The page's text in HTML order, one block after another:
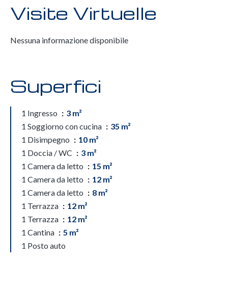
Visite Virtuelle
Nessuna informazione disponibile
Superfici
1 Ingresso
3 m²
1 Soggiorno con cucina
35 m²
1 Disimpegno
10 m²
1 Doccia / WC
3 m²
1 Camera da letto
15 m²
1 Camera da letto
12 m²
1 Camera da letto
8 m²
1 Terrazza
12 m²
1 Terrazza
12 m²
1 Cantina
5 m²
1 Posto auto